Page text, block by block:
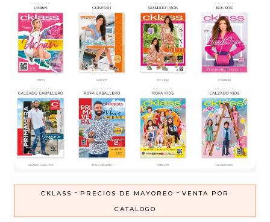
CKLASS - PRECIOS DE MAYOREO - VENTA POR
CATALOGO